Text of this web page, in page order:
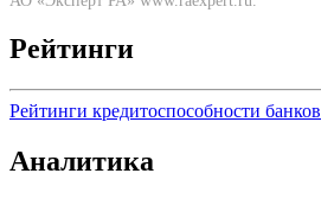
Рейтинги
Рейтинги кредитоспособности банков
Аналитика